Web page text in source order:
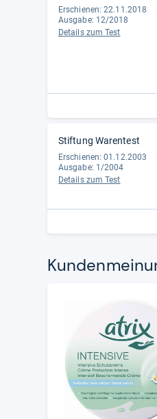
Erschienen: 22.11.2018
Ausgabe: 12/2018
Details zum Test
Stiftung Warentest
Erschienen: 01.12.2003
Ausgabe: 1/2004
Details zum Test